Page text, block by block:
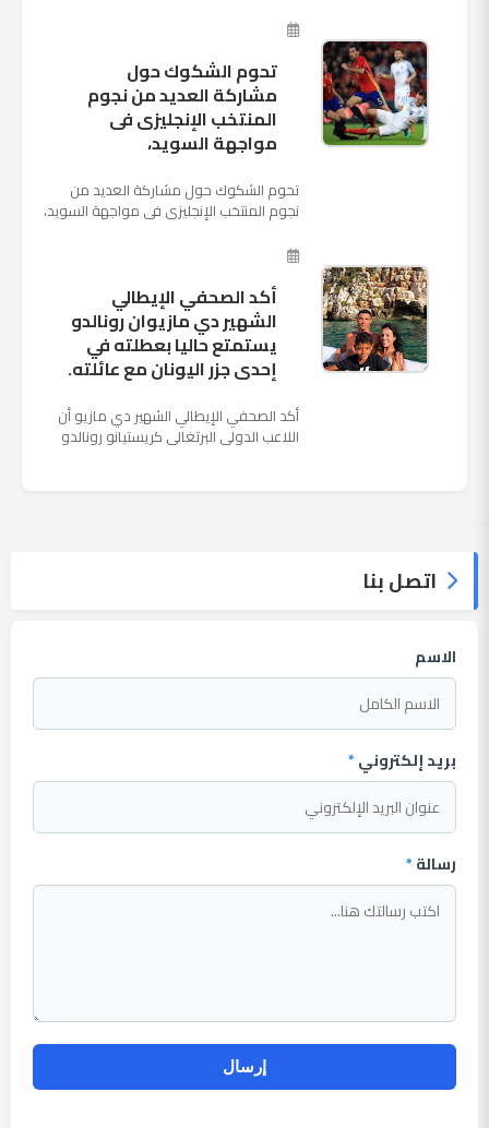
وأنه سيستم...
تحوم الشكوك حول
مشاركة العديد من نجوم
المنتخب الإنجليزى فى
مواجهة السويد،
تحوم الشكوك حول مشاركة العديد من
نجوم المنتخب الإنجليزى فى مواجهة السويد،
ملعب "كوزموس آ...
أكد الصحفي الإيطالي
الشهير دي مازيوان رونالدو
يستمتع حاليا بعطلته في
إحدى جزر اليونان مع عائلته.
أكد الصحفي الإيطالي الشهير دي مازيو أن
اللاعب الدولي البرتغالي كريستيانو رونالدو
اتصل بنا
الاسم
بريد إلكتروني*
رسالة*